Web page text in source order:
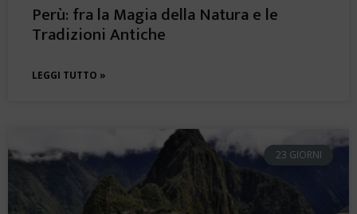
Perù: fra la Magia della Natura e le
Tradizioni Antiche
LEGGI TUTTO »
23 GIORNI